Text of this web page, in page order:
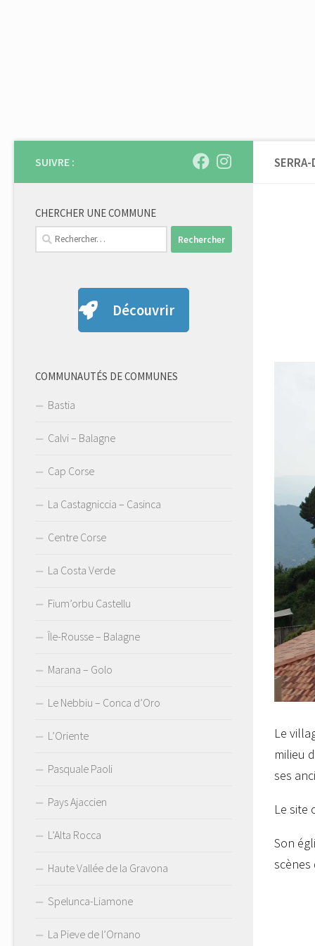
SERRA-
Le
milieu
ses
Le site
Son
scènes
SUIVRE :
CHERCHER UNE COMMUNE
Rechercher :
Découvrir
COMMUNAUTÉS DE COMMUNES
Bastia
Calvi – Balagne
Cap Corse
La Castagniccia – Casinca
Centre Corse
La Costa Verde
Fium’orbu Castellu
Île-Rousse – Balagne
Marana – Golo
Le Nebbiu – Conca d’Oro
L’Oriente
Pasquale Paoli
Pays Ajaccien
L’Alta Rocca
Haute Vallée de la Gravona
Spelunca-Liamone
La Pieve de l’Ornano